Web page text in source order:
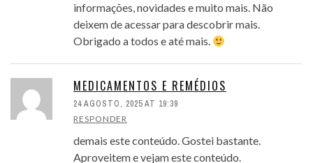
informações, novidades e muito mais. Não
deixem de acessar para descobrir mais.
Obrigado a todos e até mais.
MEDICAMENTOS E REMÉDIOS
24 AGOSTO, 2025 AT 19:39
RESPONDER
demais este conteúdo. Gostei bastante.
Aproveitem e vejam este conteúdo.